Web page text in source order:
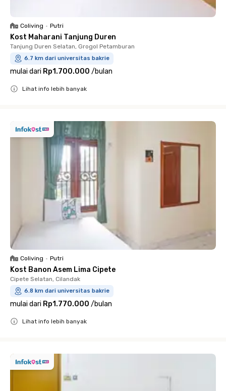
Coliving • Putri
Kost Maharani Tanjung Duren
Tanjung Duren Selatan, Grogol Petamburan
6.7 km dari universitas bakrie
mulai dari Rp1.700.000 /bulan
Lihat info lebih banyak
Coliving • Putri
Kost Banon Asem Lima Cipete
Cipete Selatan, Cilandak
6.8 km dari universitas bakrie
mulai dari Rp1.770.000 /bulan
Lihat info lebih banyak